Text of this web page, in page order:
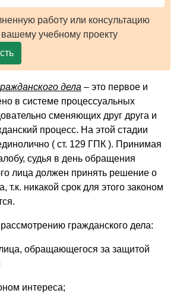
работу или консультацию
учебному проекту
дела – это первое и
в системе процессуальных
сменяющих друг друга и
процесс. На этой стадии
( ст. 129 ГПК ). Принимая
судья в день обращения
лица должен принять решение о
т.к. никакой срок для этого законом
гражданского дела:
обращающегося за защитой
интереса;